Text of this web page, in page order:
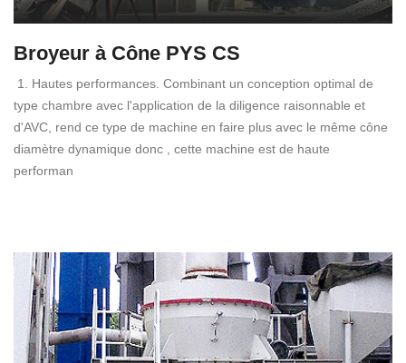
Broyeur à Cône PYS CS
1. Hautes performances. Combinant un conception optimal de
type chambre avec l'application de la diligence raisonnable et
d'AVC, rend ce type de machine en faire plus avec le même cône
diamètre dynamique donc , cette machine est de haute
performan